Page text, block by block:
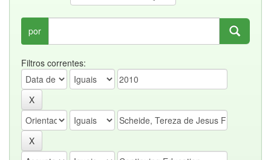
por
Filtros correntes: